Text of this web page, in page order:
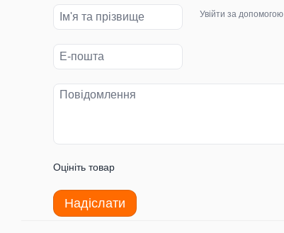
Увійти за допомогою
Оцініть товар
Надіслати